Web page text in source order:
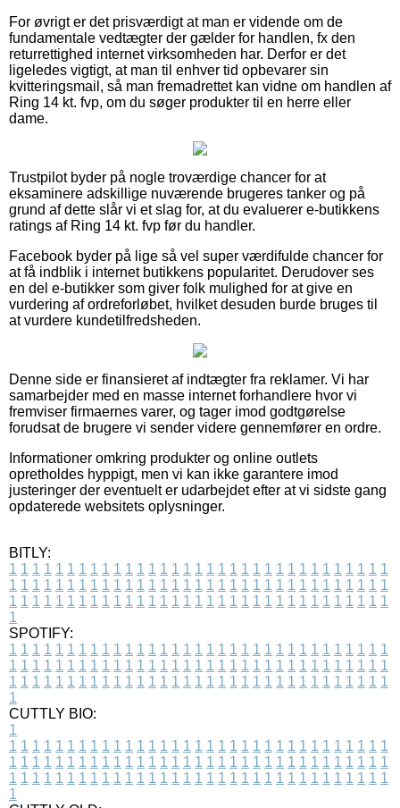
For øvrigt er det prisværdigt at man er vidende om de
fundamentale vedtægter der gælder for handlen, fx den
returrettighed internet virksomheden har. Derfor er det
ligeledes vigtigt, at man til enhver tid opbevarer sin
kvitteringsmail, så man fremadrettet kan vidne om handlen af
Ring 14 kt. fvp, om du søger produkter til en herre eller
dame.
Trustpilot byder på nogle troværdige chancer for at
eksaminere adskillige nuværende brugeres tanker og på
grund af dette slår vi et slag for, at du evaluerer e-butikkens
ratings af Ring 14 kt. fvp før du handler.
Facebook byder på lige så vel super værdifulde chancer for
at få indblik i internet butikkens popularitet. Derudover ses
en del e-butikker som giver folk mulighed for at give en
vurdering af ordreforløbet, hvilket desuden burde bruges til
at vurdere kundetilfredsheden.
Denne side er finansieret af indtægter fra reklamer. Vi har
samarbejder med en masse internet forhandlere hvor vi
fremviser firmaernes varer, og tager imod godtgørelse
forudsat de brugere vi sender videre gennemfører en ordre.
Informationer omkring produkter og online outlets
opretholdes hyppigt, men vi kan ikke garantere imod
justeringer der eventuelt er udarbejdet efter at vi sidste gang
opdaterede websitets oplysninger.
BITLY:
1 1 1 1 1 1 1 1 1 1 1 1 1 1 1 1 1 1 1 1 1 1 1 1 1 1 1 1 1 1 1 1 1
1 1 1 1 1 1 1 1 1 1 1 1 1 1 1 1 1 1 1 1 1 1 1 1 1 1 1 1 1 1 1 1 1
1 1 1 1 1 1 1 1 1 1 1 1 1 1 1 1 1 1 1 1 1 1 1 1 1 1 1 1 1 1 1 1 1
1
SPOTIFY:
1 1 1 1 1 1 1 1 1 1 1 1 1 1 1 1 1 1 1 1 1 1 1 1 1 1 1 1 1 1 1 1 1
1 1 1 1 1 1 1 1 1 1 1 1 1 1 1 1 1 1 1 1 1 1 1 1 1 1 1 1 1 1 1 1 1
1 1 1 1 1 1 1 1 1 1 1 1 1 1 1 1 1 1 1 1 1 1 1 1 1 1 1 1 1 1 1 1 1
1
CUTTLY BIO:
1
1 1 1 1 1 1 1 1 1 1 1 1 1 1 1 1 1 1 1 1 1 1 1 1 1 1 1 1 1 1 1 1 1
1 1 1 1 1 1 1 1 1 1 1 1 1 1 1 1 1 1 1 1 1 1 1 1 1 1 1 1 1 1 1 1 1
1 1 1 1 1 1 1 1 1 1 1 1 1 1 1 1 1 1 1 1 1 1 1 1 1 1 1 1 1 1 1 1 1
1